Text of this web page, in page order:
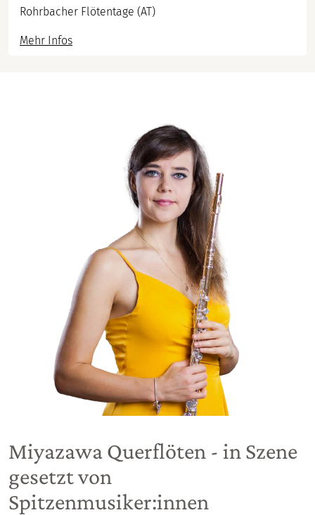
Rohrbacher Flötentage (AT)
Mehr Infos
Miyazawa Querflöten - in Szene
gesetzt von
Spitzenmusiker:innen